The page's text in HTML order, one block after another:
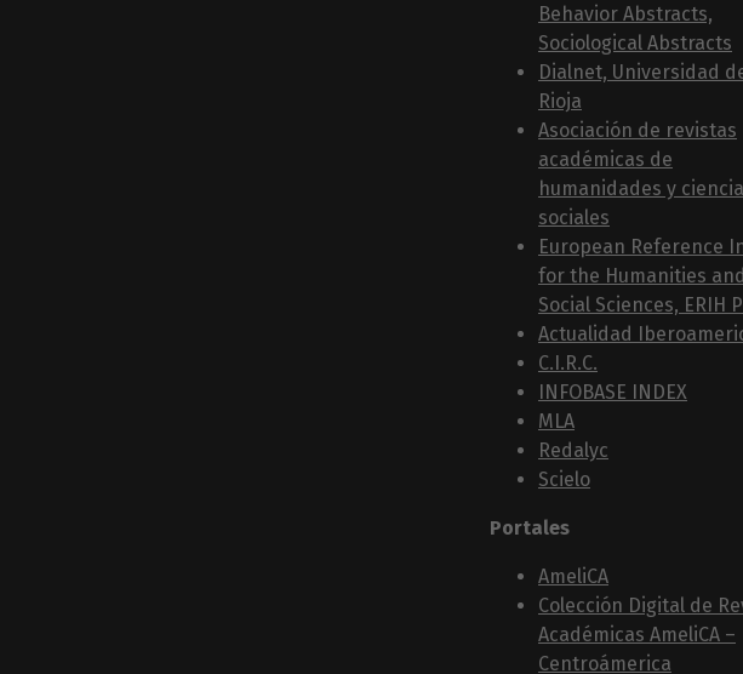
Behavior Abstracts,
Sociological Abstracts
Dialnet, Universidad
Rioja
Asociación de revistas
académicas de
humanidades y
sociales
European Reference
for the Humanities and
Social Sciences, ERIH
Actualidad
C.I.R.C.
INFOBASE INDEX
MLA
Redalyc
Scielo
Portales
AmeliCA
Colección Digital de
Académicas AmeliCA –
Centroámerica